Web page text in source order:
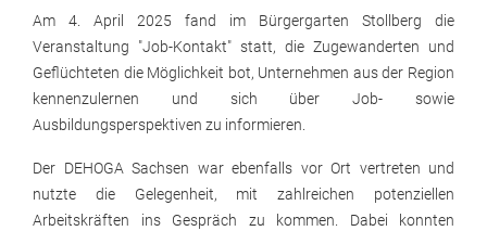
Am 4. April 2025 fand im Bürgergarten Stollberg die
Veranstaltung "Job-Kontakt" statt, die Zugewanderten und
Geflüchteten die Möglichkeit bot, Unternehmen aus der Region
kennenzulernen und sich über Job- sowie
Ausbildungsperspektiven zu informieren.
Der DEHOGA Sachsen war ebenfalls vor Ort vertreten und
nutzte die Gelegenheit, mit zahlreichen potenziellen
Arbeitskräften ins Gespräch zu kommen. Dabei konnten